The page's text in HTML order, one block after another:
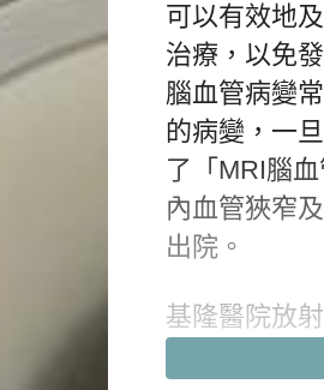
可以有效地
治療，以免
腦血管病變
的病變，一
了「MRI腦
內血管狹窄
出院。
基隆醫院放
「防患於未